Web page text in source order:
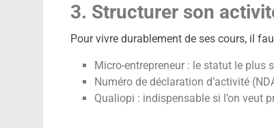
3. Structurer son
Pour vivre durablement de ses cours, il
Micro-entrepreneur : le statut le plus
Numéro de déclaration d’activité
Qualiopi : indispensable si l’on veut